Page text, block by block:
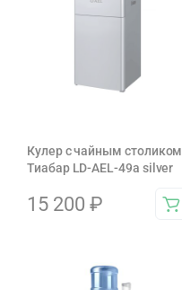
Кулер с чайным столиком
Тиабар LD-AEL-49a silver
15 200 ₽